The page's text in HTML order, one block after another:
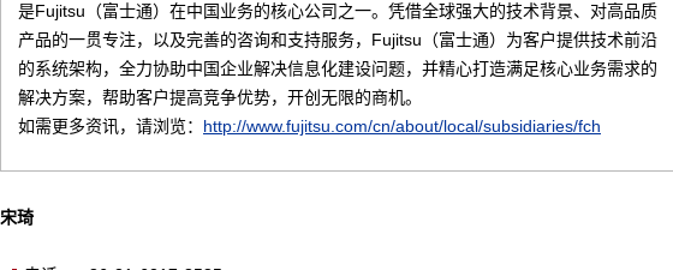
是Fujitsu（富士通）在中国业务的核心公司之一。凭借全球强大的技术背景、对高品质
产品的一贯专注，以及完善的咨询和支持服务，Fujitsu（富士通）为客户提供技术前沿
的系统架构，全力协助中国企业解决信息化建设问题，并精心打造满足核心业务需求的
解决方案，帮助客户提高竞争优势，开创无限的商机。
如需更多资讯，请浏览： http://www.fujitsu.com/cn/about/local/subsidiaries/fch
宋琦